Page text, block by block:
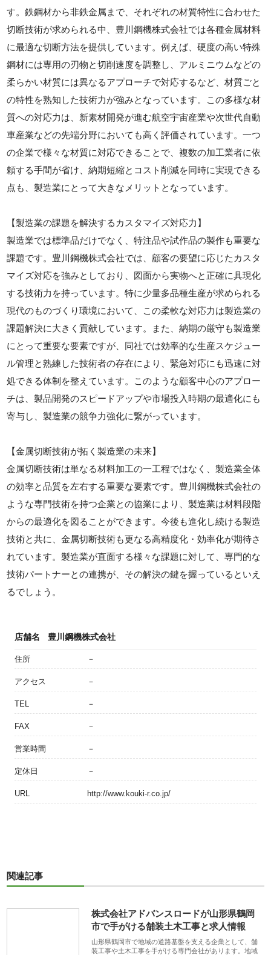
す。鉄鋼材から非鉄金属まで、それぞれの材質特性に合わせた
切断技術が求められる中、豊川鋼機株式会社では各種金属材料
に最適な切断方法を提供しています。例えば、硬度の高い特殊
鋼材には専用の刃物と切削速度を調整し、アルミニウムなどの
柔らかい材質には異なるアプローチで対応するなど、材質ごと
の特性を熟知した技術力が強みとなっています。この多様な材
質への対応力は、新素材開発が進む航空宇宙産業や次世代自動
車産業などの先端分野においても高く評価されています。一つ
の企業で様々な材質に対応できることで、複数の加工業者に依
頼する手間が省け、納期短縮とコスト削減を同時に実現できる
点も、製造業にとって大きなメリットとなっています。
【製造業の課題を解決するカスタマイズ対応力】
製造業では標準品だけでなく、特注品や試作品の製作も重要な
課題です。豊川鋼機株式会社では、顧客の要望に応じたカスタ
マイズ対応を強みとしており、図面から実物へと正確に具現化
する技術力を持っています。特に少量多品種生産が求められる
現代のものづくり環境において、この柔軟な対応力は製造業の
課題解決に大きく貢献しています。また、納期の厳守も製造業
にとって重要な要素ですが、同社では効率的な生産スケジュー
ル管理と熟練した技術者の存在により、緊急対応にも迅速に対
処できる体制を整えています。このような顧客中心のアプロー
チは、製品開発のスピードアップや市場投入時期の最適化にも
寄与し、製造業の競争力強化に繋がっています。
【金属切断技術が拓く製造業の未来】
金属切断技術は単なる材料加工の一工程ではなく、製造業全体
の効率と品質を左右する重要な要素です。豊川鋼機株式会社の
ような専門技術を持つ企業との協業により、製造業は材料段階
からの最適化を図ることができます。今後も進化し続ける製造
技術と共に、金属切断技術も更なる高精度化・効率化が期待さ
れています。製造業が直面する様々な課題に対して、専門的な
技術パートナーとの連携が、その解決の鍵を握っているといえ
るでしょう。
店舗名 豊川鋼機株式会社
住所 －
アクセス －
TEL －
FAX －
営業時間 －
定休日 －
URL http://www.kouki-r.co.jp/
関連記事
株式会社アドバンスロードが山形県鶴岡
市で手がける舗装土木工事と求人情報
山形県鶴岡市で地域の道路基盤を支える企業として、舗
装工事や土木工事を手がける専門会社があります。地域